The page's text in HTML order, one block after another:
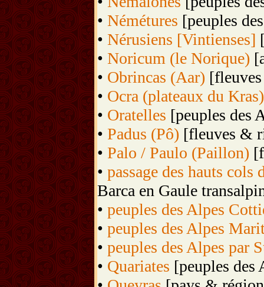
• Némétures [peuples
• Nérusiens [Vintienses]
• Noricum (le Norique)
• Obrincas (Aar)
• Ocra (plateaux du Kras)
• Oratelles [peuples des
• Padus (Pô) [fleuves &
• Palo / Paulo (Paillon)
• passage des hauts
Barca en Gaule
• peuples des Alpes
• peuples des Alpes
• peuples des Alpes par
• Quariates [peuples des